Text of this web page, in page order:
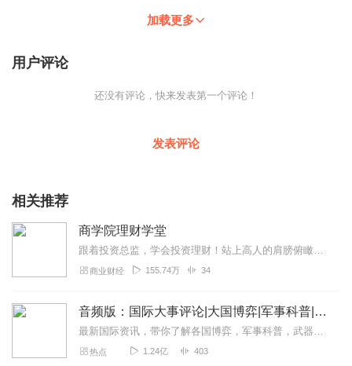
加载更多
用户评论
还没有评论，快来发表第一个评论！
发表评论
相关推荐
商学院理财学堂
跟着投资总监，学会投资理财！站上高人的肩膀俯瞰股市的起伏。1.解密资本市场：从小白入门、到资本市场完整解读、到股市历史发展及变迁，站在投资总监的视角，带你全...
商业财经 155.74万 34
音频版：国际大事评论|大国博弈|军事科普|科技讲解
最新国际资讯，带你了解各国博弈，军事科普，武器博览。本专辑为听风的蚕原创专辑，本专辑将为您介绍军事科普和国际动态和热点大事，通过独家解读，为您理清热点之下的脉络...
热点 1.24亿 403